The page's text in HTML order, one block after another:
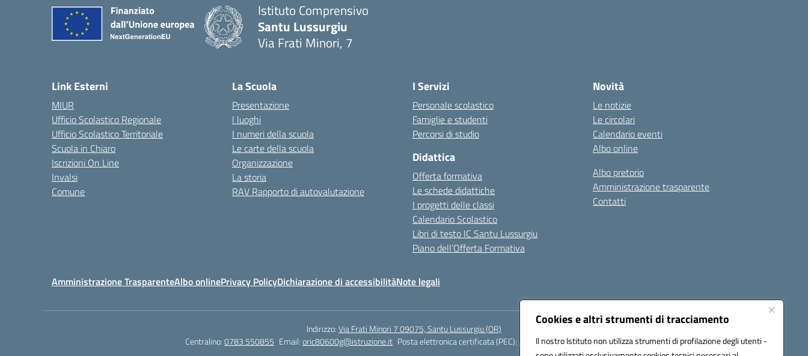
Cookies e altri strumenti di tracciamento
Il nostro Istituto non utilizza strumenti di profilazione degli utenti -
Istituto Comprensivo
Santu Lussurgiu
Via Frati Minori, 7
Link Esterni
MIUR
Ufficio Scolastico Regionale
Ufficio Scolastico Territoriale
Scuola in Chiaro
Iscrizioni On Line
Invalsi
Comune
La Scuola
Presentazione
I luoghi
I numeri della scuola
Le carte della scuola
Organizzazione
La storia
RAV Rapporto di autovalutazione
I Servizi
Personale scolastico
Famiglie e studenti
Percorsi di studio
Didattica
Offerta formativa
Le schede didattiche
I progetti delle classi
Calendario Scolastico
Libri di testo IC Santu Lussurgiu
Piano dell’Offerta Formativa
Novità
Le notizie
Le circolari
Calendario eventi
Albo online
Albo pretorio
Amministrazione trasparente
Contatti
Amministrazione TrasparenteAlbo onlinePrivacy PolicyDichiarazione di accessibilitàNote legali
Indirizzo:Via Frati Minori 7 09075, Santu Lussurgiu (OR)
Centralino:0783 550855 Email:oric80600g@istruzione.it Posta elettronica certificata (PEC):oric80600g@pec.istruzione.it